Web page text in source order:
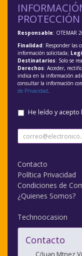
Responsable: OTEMAR
Finalidad: Responder las
información solicitada;
Destinatarios: Solo se
Derechos: Acceder,
indica en la información
consultar la información
de Privacidad.
He leído y acepto
Contacto
Política Privacidad
Condiciones de
¿Quienes Somos?
Technoocasion
Contacto